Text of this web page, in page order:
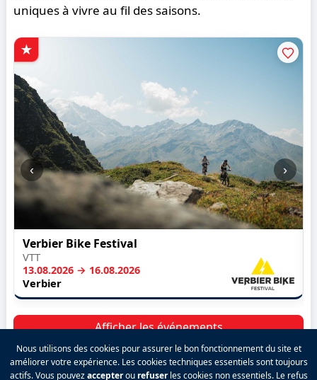
uniques à vivre au fil des saisons.
‹
Verbier Bike Festival
VTT
13.08.2026 → 16.08.2026
Verbier
›
Afficher les événements
Nous utilisons des cookies pour assurer le bon fonctionnement du site et
améliorer votre expérience. Les cookies techniques essentiels sont toujours
actifs. Vous pouvezaccepterou refuserles cookies non essentiels. Le refus